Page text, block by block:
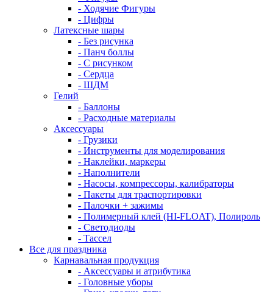
- Ходячие Фигуры
- Цифры
Латексные шары
- Без рисунка
- Панч боллы
- С рисунком
- Сердца
- ШДМ
Гелий
- Баллоны
- Расходные материалы
Аксессуары
- Грузики
- Инструменты для моделирования
- Наклейки, маркеры
- Наполнители
- Насосы, компрессоры, калибраторы
- Пакеты для траспортировки
- Палочки + зажимы
- Полимерный клей (HI-FLOAT), Полироль
- Светодиоды
- Тассел
Все для праздника
Карнавальная продукция
- Аксессуары и атрибутика
- Головные уборы